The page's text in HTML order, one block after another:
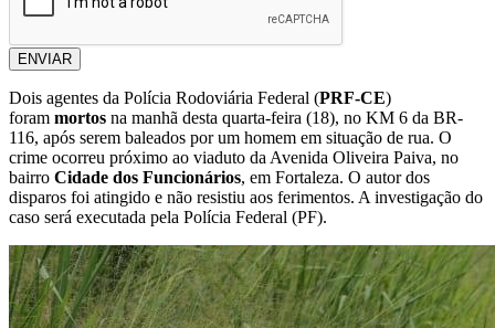
ENVIAR
Dois agentes da Polícia Rodoviária Federal (PRF-CE)
foram mortos na manhã desta quarta-feira (18), no KM 6 da BR-
116, após serem baleados por um homem em situação de rua. O
crime ocorreu próximo ao viaduto da Avenida Oliveira Paiva, no
bairro Cidade dos Funcionários, em Fortaleza. O autor dos
disparos foi atingido e não resistiu aos ferimentos. A investigação do
caso será executada pela Polícia Federal (PF).